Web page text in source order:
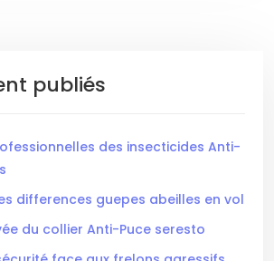
publiés
des insecticides Anti-
differences guepes abeilles en vol
du collier Anti-Puce seresto